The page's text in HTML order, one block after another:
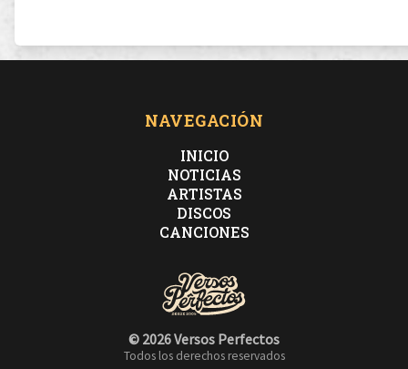
NAVEGACIÓN
INICIO
NOTICIAS
ARTISTAS
DISCOS
CANCIONES
© 2026 Versos Perfectos
Todos los derechos reservados